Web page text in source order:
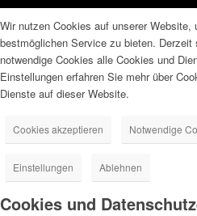
Wir nutzen Cookies auf unserer Website,
bestmöglichen Service zu bieten.
notwendige Cookies alle Cookies und
Einstellungen erfahren Sie mehr über
Dienste auf dieser Website.
Cookies akzeptieren Notwendige
Einstellungen Ablehnen
Cookies und